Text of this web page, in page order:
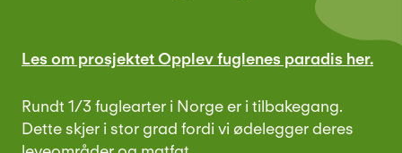
Les om prosjektet Opplev fuglenes paradis her.
Rundt 1/3 fuglearter i Norge er i tilbakegang.
Dette skjer i stor grad fordi vi ødelegger deres